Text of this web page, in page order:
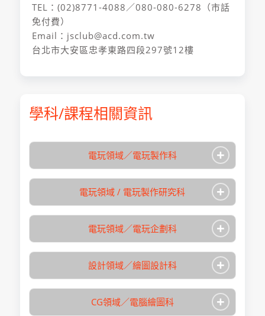
TEL：(02)8771-4088／080-080-6278（市話
免付費）
Email：jsclub@acd.com.tw
台北市大安區忠孝東路四段297號12樓
學科/課程相關資訊
電玩領域／電玩製作科 +
日本電子專門學校
入學月
4月
2年
電玩領域 / 電玩製作研究科 +
日本電子專門學校
電玩領域／電玩企劃科 +
設計領域／繪圖設計科 +
CG領域／電腦繪圖科 +